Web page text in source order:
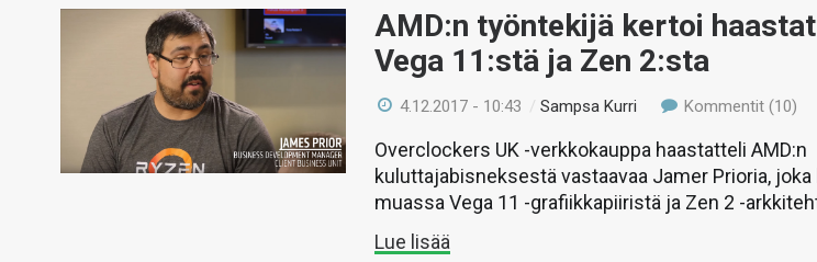
AMD:n työntekijä kertoi
Vega 11:stä ja Zen 2:sta
4.12.2017 - 10:43 /Sampsa Kurri Kommentit (10)
Overclockers UK -verkkokauppa haastatteli AMD:n
kuluttajabisneksestä vastaavaa Jamer Prioria,
muassa Vega 11 -grafiikkapiiristä ja Zen 2 -
Lue lisää